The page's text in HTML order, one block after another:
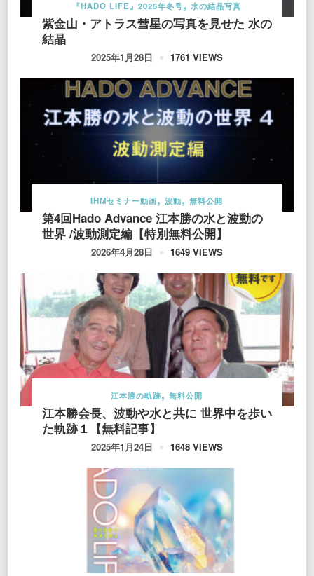
『HADO LIFE』2025年冬号 水の結晶写真
紫金山・アトラス彗星の写真を見せた 水の
結晶
2025年1月28日 1761 VIEWS
IHMセミナー動画 波動 無料公開
第4回Hado Advance 江本勝の水と波動の
世界 /波動測定編【特別無料公開】
2026年4月28日 1649 VIEWS
江本勝の軌跡 無料公開
江本勝会長、波動や水と共に 世界中を歩い
た軌跡１【無料記事】
2025年1月24日 1648 VIEWS